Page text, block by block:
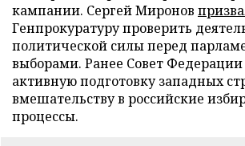
кампании. Сергей Миронов
Генпрокуратуру проверить
политической силы перед
выборами. Ранее Совет Федерации
активную подготовку западных
вмешательству в российские
процессы.